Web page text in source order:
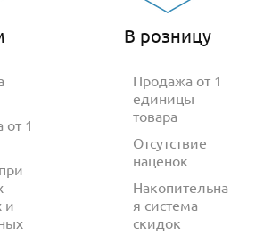
от 1
и
В розницу
Продажа от 1
единицы
товара
Отсутствие
наценок
Накопительна
я система
скидок